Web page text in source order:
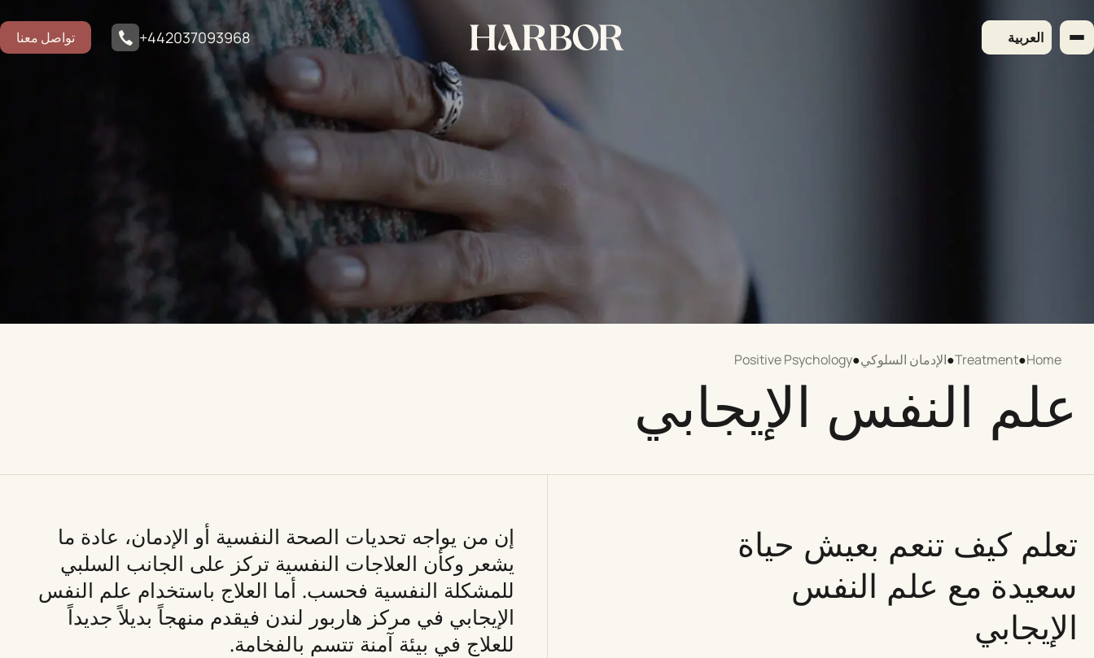
إلى
المحتوى
العربية +442037093968 تواصل معنا
Home
●
Treatment
●الإدمان السلوكي●
Positive Psychology
علم النفس الإيجابي
تعلم كيف تنعم بعيش حياة
سعيدة مع علم النفس
الإيجابي
إن من يواجه تحديات الصحة النفسية أو الإدمان، عادة ما
يشعر وكأن العلاجات النفسية تركز على الجانب السلبي
للمشكلة النفسية فحسب. أما العلاج باستخدام علم النفس
الإيجابي في مركز هاربور لندن فيقدم منهجاً بديلاً جديداً
للعلاج في بيئة آمنة تتسم بالفخامة.